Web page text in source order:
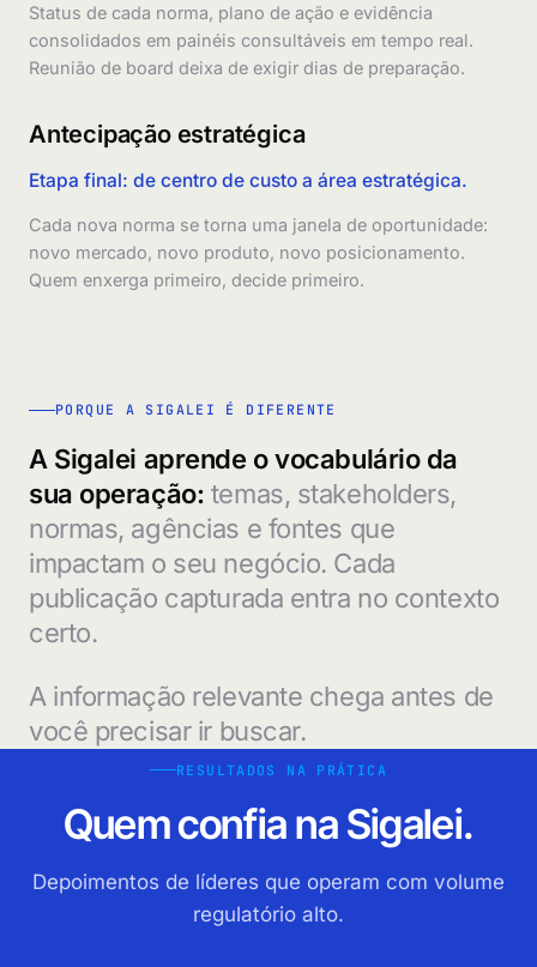
Status de cada norma, plano de ação e evidência
consolidados em painéis consultáveis em tempo real.
Reunião de board deixa de exigir dias de preparação.
Antecipação estratégica
Etapa final: de centro de custo a área estratégica.
Cada nova norma se torna uma janela de oportunidade:
novo mercado, novo produto, novo posicionamento.
Quem enxerga primeiro, decide primeiro.
PORQUE A SIGALEI É DIFERENTE
A Sigalei aprende o vocabulário da
sua operação: temas, stakeholders,
normas, agências e fontes que
impactam o seu negócio. Cada
publicação capturada entra no contexto
certo.
A informação relevante chega antes de
você precisar ir buscar.
RESULTADOS NA PRÁTICA
Quem confia na Sigalei.
Depoimentos de líderes que operam com volume
regulatório alto.